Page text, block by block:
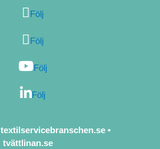
Följ
Följ
Följ
Följ
textilservicebranschen.se •
tvättlinan.se